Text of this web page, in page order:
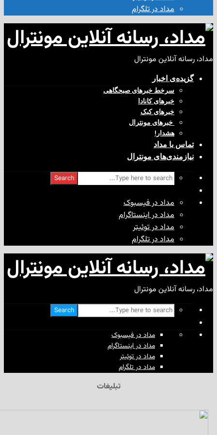
مداد در تلگرام
مونترال
اخبار
سرخط خبرهای صبحگاهی
خبرهای کانادا
خبرهای کبک
‌ خبرهای مونترال
مداد
مونترال
Search
مداد در فیسبوک
مداد در اینستاگرام
مداد در توئیتر
مداد در تلگرام
مونترال
Search
مداد در فیسبوک
مداد در اینستاگرام
مداد در توئیتر
مداد در تلگرام